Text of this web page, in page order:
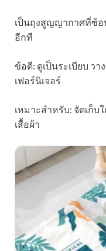
เป็นถุงสูญญากาศที่ซ้อ
อีกที
ข้อดี: ดูเป็นระเบียบ ว
เฟอร์นิเจอร์
เหมาะสำหรับ: จัดเก็บ
เสื้อผ้า